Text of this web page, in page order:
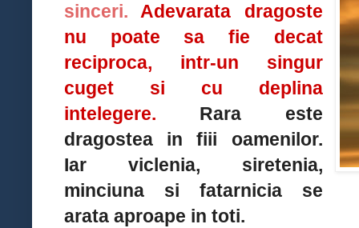
sinceri.Adevarata dragoste
nu poate sa fie decat
reciproca, intr-un singur
cuget si cu deplina
intelegere. Rara este
dragostea in fiii oamenilor.
Iar viclenia, siretenia,
minciuna si fatarnicia se
arata aproape in toti.